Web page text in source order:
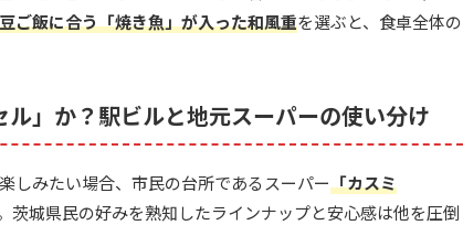
ご飯に合う「焼き魚」が入った和風重を選ぶと、食卓全体の
ル」か？駅ビルと地元スーパーの使い分け
しみたい場合、市民の台所であるスーパー「カスミ
茨城県民の好みを熟知したラインナップと安心感は他を圧倒